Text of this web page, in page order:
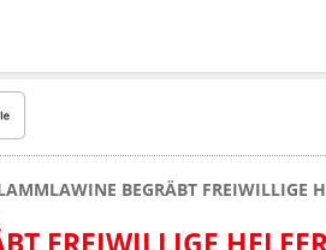
BEGRÄBT FREIWILLIGE